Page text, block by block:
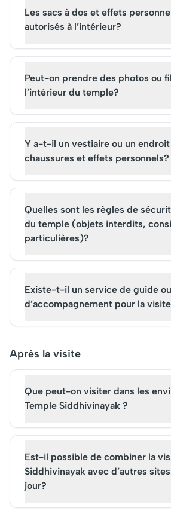
Les sacs à dos et effets
autorisés à l’intérieur?
Peut-on prendre des photos ou
l’intérieur du temple?
Y a-t-il un vestiaire ou un
chaussures et effets personnels?
Quelles sont les règles de
du temple (objets interdits,
particulières)?
Existe-t-il un service de guide ou
d’accompagnement pour la
Après la visite
Que peut-on visiter dans les
Temple Siddhivinayak ?
Est-il possible de combiner la
Siddhivinayak avec d’autres
jour?